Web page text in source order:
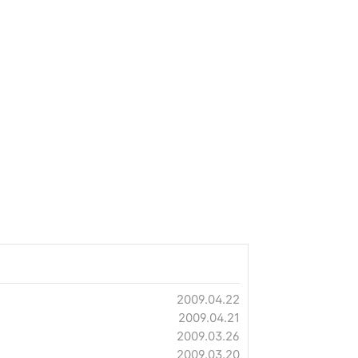
2009.04.22
2009.04.21
2009.03.26
2009.03.20